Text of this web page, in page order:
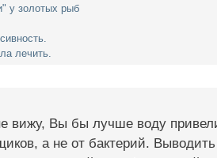
у золотых рыб
лечить.
вижу, Вы бы лучше воду
а не от бактерий.